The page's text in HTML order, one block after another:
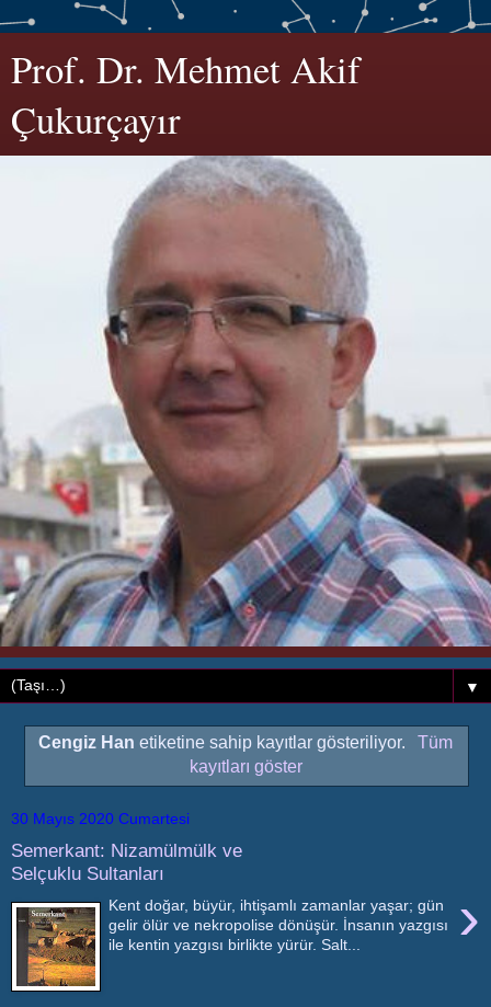
Prof. Dr. Mehmet Akif
Çukurçayır
▼
Cengiz Han etiketine sahip kayıtlar gösteriliyor.
Tüm
kayıtları göster
30 Mayıs 2020 Cumartesi
Semerkant: Nizamülmülk ve
Selçuklu Sultanları
›
Kent doğar, büyür, ihtişamlı zamanlar yaşar; gün
gelir ölür ve nekropolise dönüşür. İnsanın yazgısı
ile kentin yazgısı birlikte yürür. Salt...